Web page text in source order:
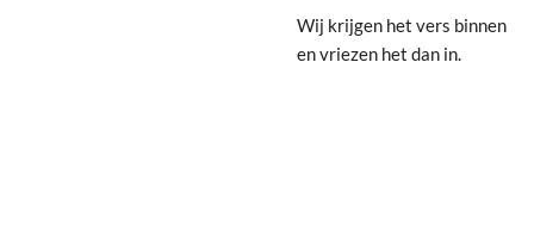
Wij krijgen het vers binnen
en vriezen het dan in.